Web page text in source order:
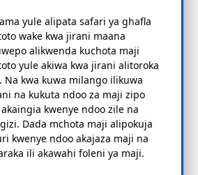
yule alipata safari ya ghafla
wake kwa jirani maana
alikwenda kuchota maji
yule akiwa kwa jirani alitoroka
Na kwa kuwa milango ilikuwa
na kukuta ndoo za maji zipo
kwenye ndoo zile na
Dada mchota maji alipokuja
kwenye ndoo akajaza maji na
ili akawahi foleni ya maji.